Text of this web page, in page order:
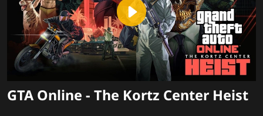
Play
Video
GTA Online - The Kortz Center Heist